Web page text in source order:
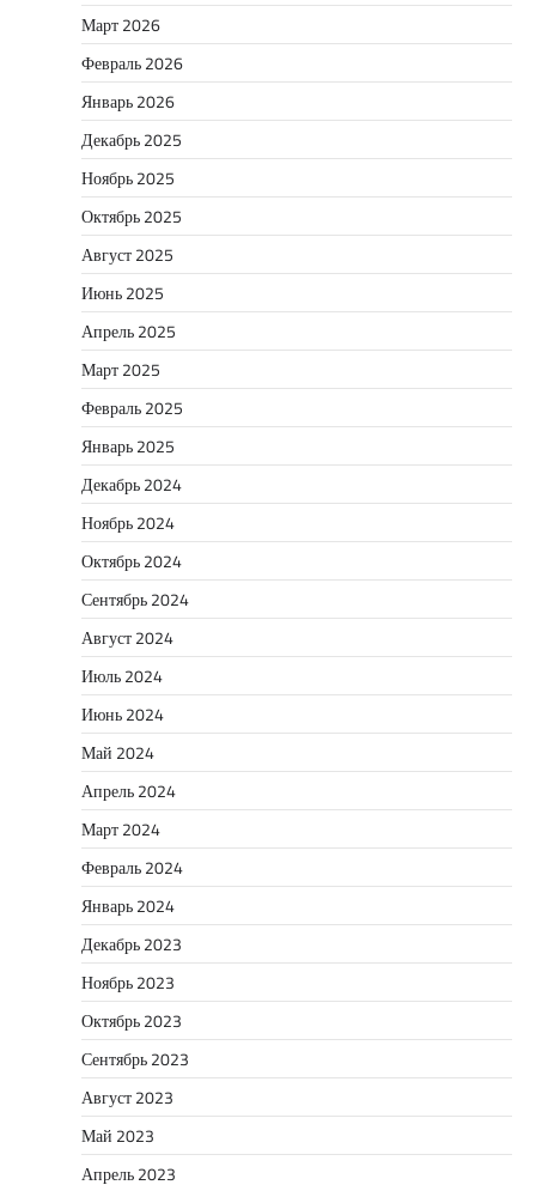
Март 2026
Февраль 2026
Январь 2026
Декабрь 2025
Ноябрь 2025
Октябрь 2025
Август 2025
Июнь 2025
Апрель 2025
Март 2025
Февраль 2025
Январь 2025
Декабрь 2024
Ноябрь 2024
Октябрь 2024
Сентябрь 2024
Август 2024
Июль 2024
Июнь 2024
Май 2024
Апрель 2024
Март 2024
Февраль 2024
Январь 2024
Декабрь 2023
Ноябрь 2023
Октябрь 2023
Сентябрь 2023
Август 2023
Май 2023
Апрель 2023